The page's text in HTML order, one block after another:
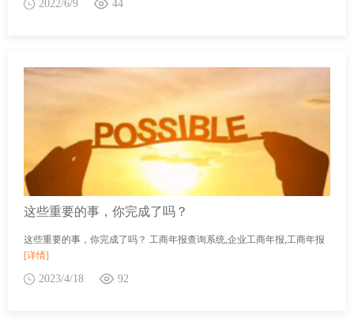
2022/6/9 44
这些重要的事，你完成了吗？
这些重要的事，你完成了吗？ 工商年报查询系统,企业工商年报,工商年报
[详情]
2023/4/18 92